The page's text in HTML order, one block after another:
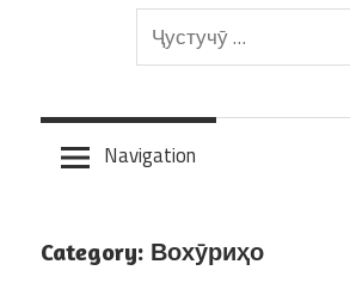
Navigation
Category: Вохӯриҳо